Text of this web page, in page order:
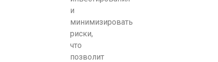
и
минимизировать
риски,
что
позволит